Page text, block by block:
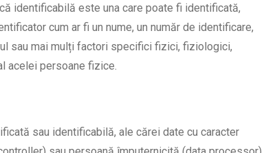
identificabilă este una care poate fi identificată,
cum ar fi un nume, un număr de identificare,
sau mai mulți factori specifici fizici, fiziologici,
acelei persoane fizice.
sau identificabilă, ale cărei date cu caracter